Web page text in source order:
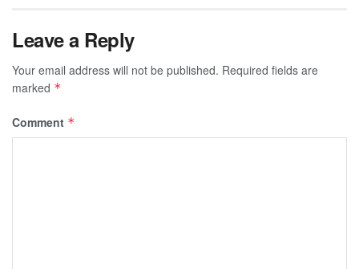
Leave a Reply
Your email address will not be published. Required fields are
marked *
Comment *